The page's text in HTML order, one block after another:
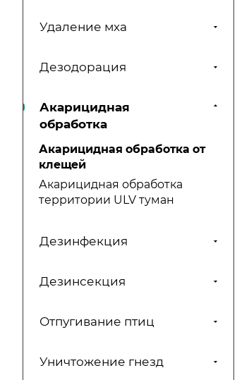
Удаление мха
Дезодорация
Акарицидная
обработка
Акарицидная обработка от
клещей
Акарицидная обработка
территории ULV туман
Дезинфекция
Дезинсекция
Отпугивание птиц
Уничтожение гнезд